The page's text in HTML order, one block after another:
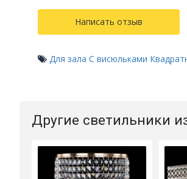
Написать отзыв
Для зала С висюльками
Другие светильники